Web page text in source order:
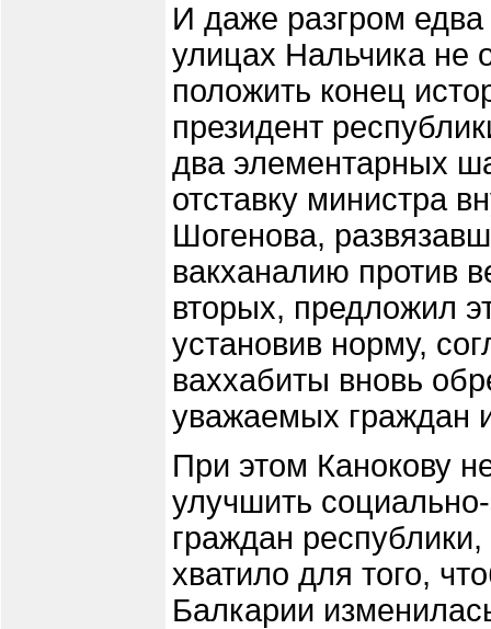
И даже разгром
улицах Нальчика не
положить конец
президент
два элементарных
отставку министра
Шогенова,
вакханалию против
вторых, предложил
установив норму,
ваххабиты вновь
уважаемых граждан
При этом Канокову
улучшить
граждан
хватило для того,
Балкарии